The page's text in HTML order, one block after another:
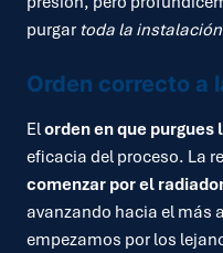
purgar toda la instalación
Orden correcto a
Elorden en que purgues
eficacia del proceso. La
comenzar por el
avanzando hacia el más
empezamos por los